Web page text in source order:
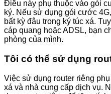
Điều này phụ thuộc vào gói
ký. Nếu sử dụng gói cước
bất kỳ đâu trong ký túc xá.
cáp quang hoặc ADSL, bạn
phòng của mình.
Tôi có thể sử dụng
Việc sử dụng router riêng
xá và nhà cung cấp dịch vụ.